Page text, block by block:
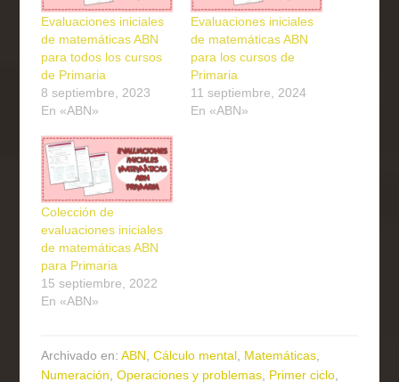
Evaluaciones iniciales
de matemáticas ABN
para todos los cursos
de Primaria
8 septiembre, 2023
En «ABN»
Evaluaciones iniciales
de matemáticas ABN
para los cursos de
Primaria
11 septiembre, 2024
En «ABN»
Colección de
evaluaciones iniciales
de matemáticas ABN
para Primaria
15 septiembre, 2022
En «ABN»
Archivado en:ABN ,Cálculo mental Matemáticas
Numeración ,Operaciones y problemas Primer ciclo